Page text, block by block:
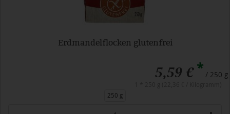
Erdmandelflocken glutenfrei
5,59 €* / 250 g
250 g